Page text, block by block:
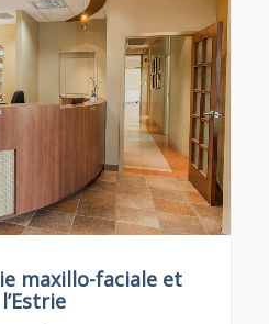
maxillo-faciale et